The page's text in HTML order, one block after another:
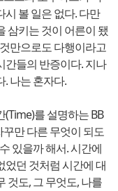
시 볼 일은 없다. 다만
삼키는 것이 어른이 됐
만으로도 다행이라고
간들의 반증이다. 지나
. 나는 혼자다.
(Time)를 설명하는 BB
만 다른 무엇이 되도
있을까 해서. 시간에
었던 것처럼 시간에 대
것도, 그 무엇도, 나를